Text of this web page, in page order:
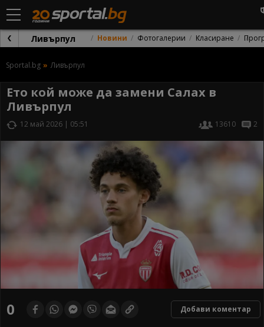
Ливърпул Новини Фотогалерии Класиране
Sportal.bg Ливърпул
Ето кой може да замени Салах в
Ливърпул
12 май 2026 | 05:51 13610 2
0 Добави коментар